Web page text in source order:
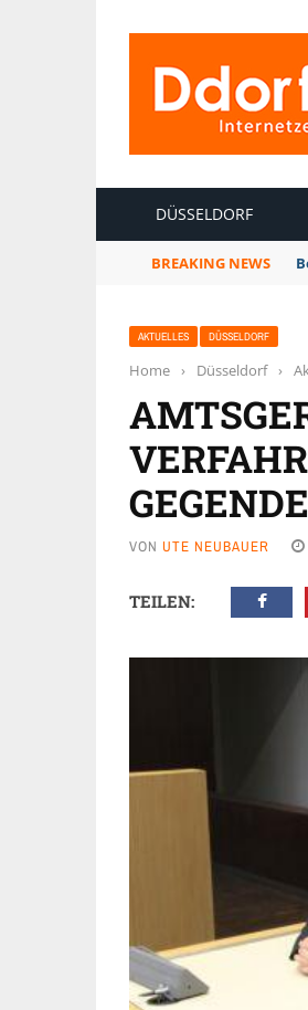
DÜSSELDORF
BREAKING NEWS
AKTUELLES DÜSSELDORF
Home › Düsseldorf ›
VON UTE NEUBAUER
TEILEN: